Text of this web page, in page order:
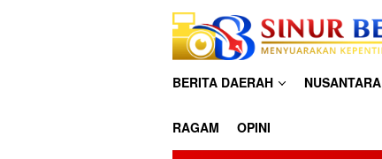
BERITA DAERAH NUSANTARA
RAGAM OPINI